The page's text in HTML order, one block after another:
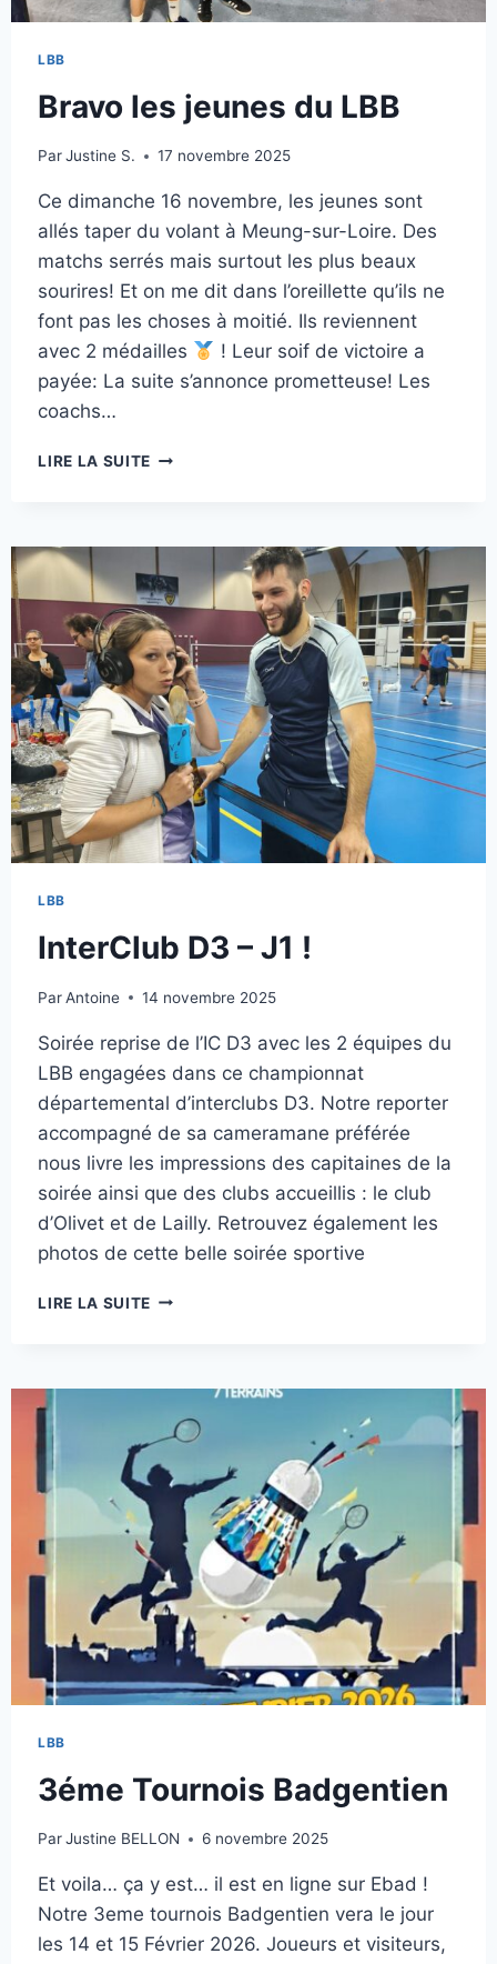
LBB
Bravo les jeunes du LBB
Par Justine S. 17 novembre 2025
Ce dimanche 16 novembre, les jeunes sont
allés taper du volant à Meung-sur-Loire. Des
matchs serrés mais surtout les plus beaux
sourires! Et on me dit dans l’oreillette qu’ils ne
font pas les choses à moitié. Ils reviennent
avec 2 médailles
! Leur soif de victoire a
payée: La suite s’annonce prometteuse! Les
coachs…
LIRE LA SUITE BRAVO
LBB
LBB
InterClub D3 – J1 !
Par Antoine 14 novembre 2025
Soirée reprise de l’IC D3 avec les 2 équipes du
LBB engagées dans ce championnat
départemental d’interclubs D3. Notre reporter
accompagné de sa cameramane préférée
nous livre les impressions des capitaines de la
soirée ainsi que des clubs accueillis : le club
d’Olivet et de Lailly. Retrouvez également les
photos de cette belle soirée sportive
LIRE LA SUITE INTERCLUB
!
LBB
3éme Tournois Badgentien
Par Justine BELLON 6 novembre 2025
Et voila… ça y est… il est en ligne sur Ebad !
Notre 3eme tournois Badgentien vera le jour
les 14 et 15 Février 2026. Joueurs et visiteurs,